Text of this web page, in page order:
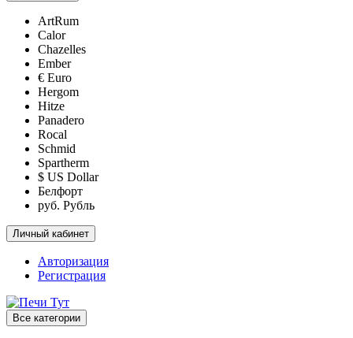
ArtRum
Calor
Chazelles
Ember
€ Euro
Hergom
Hitze
Panadero
Rocal
Schmid
Spartherm
$ US Dollar
Белфорт
руб. Рубль
Личный кабинет
Авторизация
Регистрация
Все категории